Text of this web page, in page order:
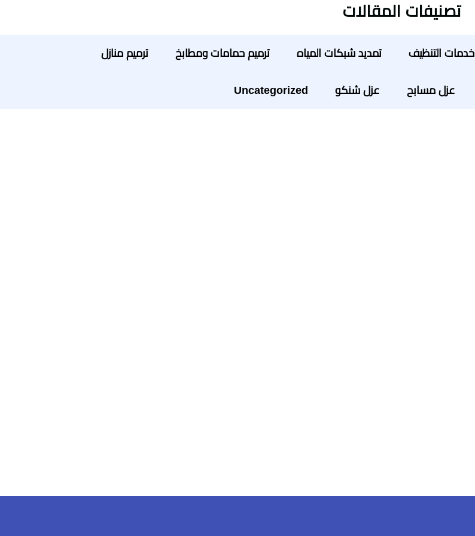
تصنيفات المقالات
خدمات التنظيف تمديد شبكات المياه ترميم حمامات ومطابخ ترميم منازل
عزل مسابح عزل شنكو Uncategorized